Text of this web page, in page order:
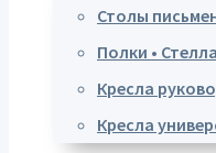
Столы
Полки •
Кресла
Кресла